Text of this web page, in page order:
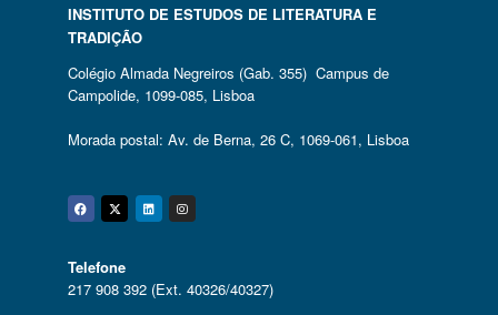
INSTITUTO DE ESTUDOS DE LITERATURA E
TRADIÇÃO
Colégio Almada Negreiros (Gab. 355) Campus de
Campolide, 1099-085, Lisboa
Morada postal: Av. de Berna, 26 C, 1069-061, Lisboa
Facebook
Twitter
Linkedin
Instagram
Telefone
217 908 392 (Ext. 40326/40327)